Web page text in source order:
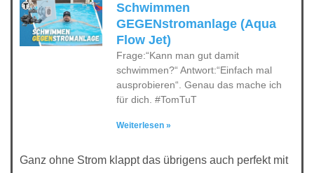
Schwimmen
GEGENstromanlage (Aqua
Flow Jet)
Frage:“Kann man gut damit
schwimmen?“ Antwort:“Einfach mal
ausprobieren“. Genau das mache ich
für dich. #TomTuT
Weiterlesen »
Ganz ohne Strom klappt das übrigens auch perfekt mit